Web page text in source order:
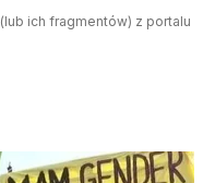
ich fragmentów) z portalu